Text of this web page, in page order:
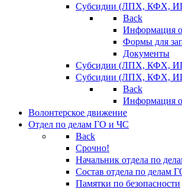
Субсидии (ЛПХ, КФХ,
Back
Информация о
Формы для
Документы
Субсидии (ЛПХ, КФХ,
Субсидии (ЛПХ, КФХ,
Back
Информация о
Волонтерское движение
Отдел по делам ГО и ЧС
Back
Срочно!
Начальник отдела по
Состав отдела по делам
Памятки по безопасности